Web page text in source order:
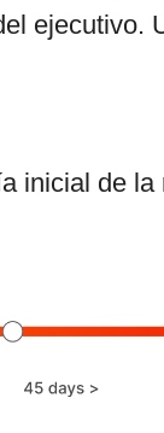
ejecutivo.
inicial de la